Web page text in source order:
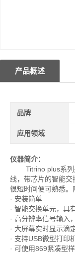
产品概述
品牌
应用领域
仪器简介：
Titrino plus系列是
线，带芯片的智能
很短时间便可熟悉
· 安装简单
· 智能交换单元，具
· 高分辨率信号输入
· 大屏幕实时显示滴
· 支持USB微型打印
· 可使用869紧凑型